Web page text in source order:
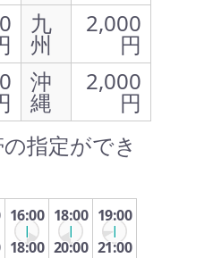
九
州
2,000
円
沖
縄
2,000
円
指定ができ
16:00
18:00
18:00
20:00
19:00
21:00